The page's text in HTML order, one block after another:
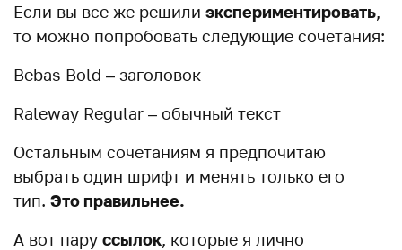
Если вы все же решили экспериментировать,
то можно попробовать следующие сочетания:
Bebas Bold – заголовок
Raleway Regular – обычный текст
Остальным сочетаниям я предпочитаю
выбрать один шрифт и менять только его
тип. Это правильнее.
А вот пару ссылок, которые я лично